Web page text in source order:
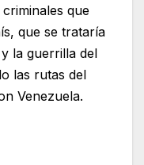
que
que se trataría
la guerrilla del
las rutas del
Venezuela.